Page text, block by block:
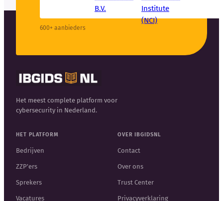
600+ aanbieders
Het meest complete platform voor
cybersecurity in Nederland.
HET PLATFORM
Bedrijven
ZZP'ers
Sprekers
Vacatures
OVER IBGIDSNL
Contact
Over ons
Trust Center
Privacyverklaring